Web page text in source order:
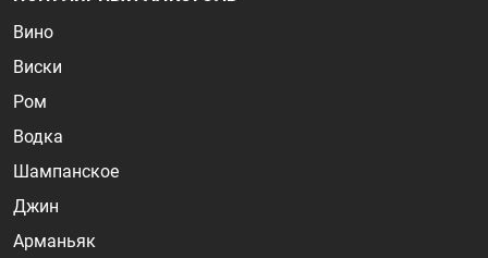
Вино
Виски
Ром
Водка
Шампанское
Джин
Арманьяк